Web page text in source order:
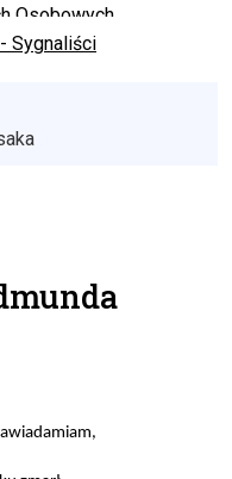
Osobowych
Sygnaliści
,